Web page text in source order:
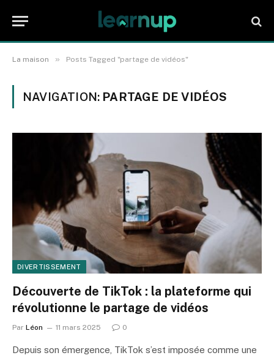
La maison » Posts Tagged "partage de vidéos"
NAVIGATION: PARTAGE DE VIDÉOS
DIVERTISSEMENT
Découverte de TikTok : la plateforme qui
révolutionne le partage de vidéos
Par Léon 11 mars 2025 0
Depuis son émergence, TikTok s’est imposée comme une